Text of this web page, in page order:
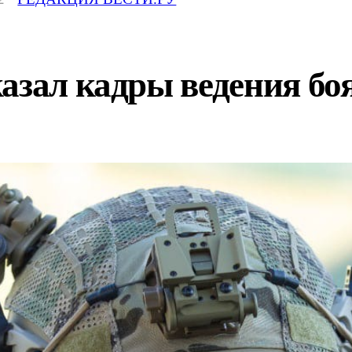
кадры ведения